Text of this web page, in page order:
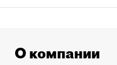
О компании